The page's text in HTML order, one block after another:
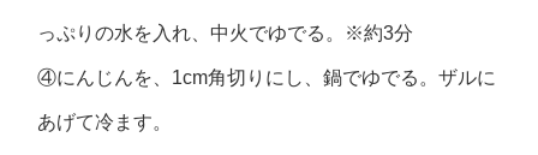
っぷりの水を入れ、中火でゆでる。※約3分
④にんじんを、1cm角切りにし、鍋でゆでる。ザルに
あげて冷ます。